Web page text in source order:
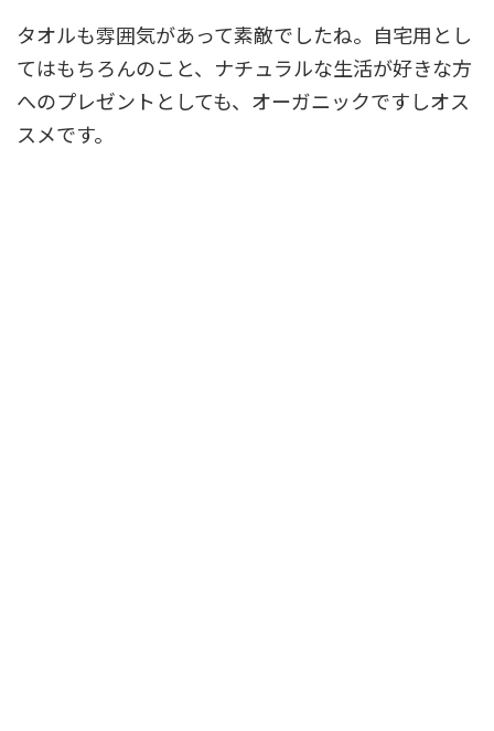
タオルも雰囲気があって素敵でしたね。自宅用とし
てはもちろんのこと、ナチュラルな生活が好きな方
へのプレゼントとしても、オーガニックですしオス
スメです。